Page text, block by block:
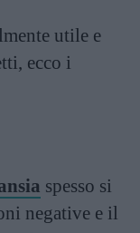
utile e
ecco i
spesso si
negative e il